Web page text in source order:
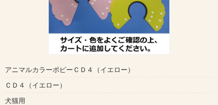
アニマルカラーポピーＣＤ４（イエロー）
ＣＤ４（イエロー）
犬猫用